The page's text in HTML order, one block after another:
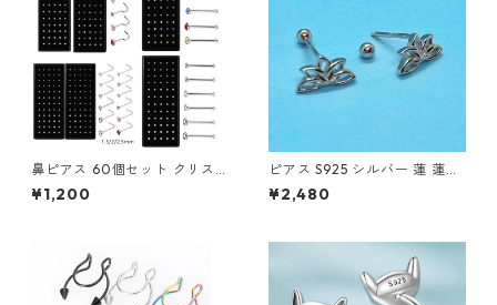
鼻ピアス 60個セット クリス
タル ストレート L字型 スクリ
ュー 3種類 ジュエル 鼻ピ ボデ
軟骨ピアス 新品 アクセサリー
レディース メンズ ユニセック
ス ステンレス
¥1,200
ピアス S925 シルバー 蓮 蓮の
花 蓮花 蓮華 ロータス 透かし
レディース Silver アクセサリ
¥2,480